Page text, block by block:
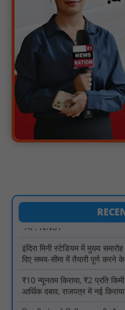
मगरौनी पुलिस की बड़ी कार्रवाई
वारंटी गिरफ्तार : NN81
स्वतंत्रता दिवस सिर पर होने के
फर्श पर उपेक्षित हालत में मिला
ग्रामीणों को आधार सेवाओं के साथ
ऑनलाइन शासकीय सेवाएं मिलेंगी :
लखीमपुर खीरी अपराध नियंत्रण और
खीरी पुलिस का अभियान लगातार
21 वर्षों बाद फिर गूंजी पाठशाला की
गया : NN81
इंदिरा मिनी स्टेडियम में मुख्य
दिए समय-सीमा में तैयारी पूर्ण करने
₹10 न्यूनतम किराया, ₹2 प्रति
आर्थिक दबाव, राजपत्र में नई
चिरूनी गांव को मिली सड़क की
छाई खुशी : NN81